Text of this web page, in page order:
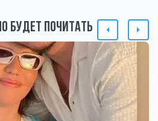
будет почитать